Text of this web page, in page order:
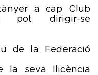
a cap Club
pot dirigir-se
de la Federació
la seva llicència